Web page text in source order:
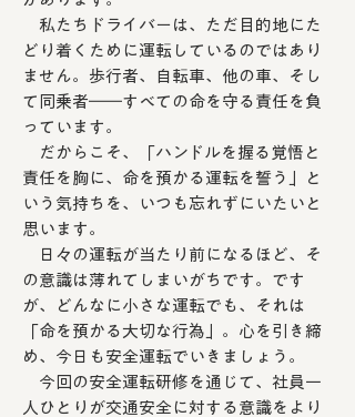
私たちドライバーは、ただ目的地にた
どり着くために運転しているのではあり
ません。歩行者、自転車、他の車、そし
て同乗者――すべての命を守る責任を負
っています。
だからこそ、「ハンドルを握る覚悟と
責任を胸に、命を預かる運転を誓う」と
いう気持ちを、いつも忘れずにいたいと
思います。
日々の運転が当たり前になるほど、そ
の意識は薄れてしまいがちです。です
が、どんなに小さな運転でも、それは
「命を預かる大切な行為」。心を引き締
め、今日も安全運転でいきましょう。
今回の安全運転研修を通じて、社員一
人ひとりが交通安全に対する意識をより